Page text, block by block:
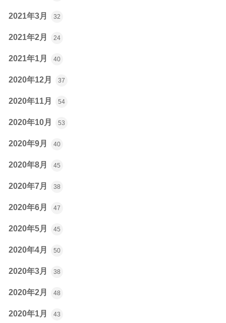
2021年3月 32
2021年2月 24
2021年1月 40
2020年12月 37
2020年11月 54
2020年10月 53
2020年9月 40
2020年8月 45
2020年7月 38
2020年6月 47
2020年5月 45
2020年4月 50
2020年3月 38
2020年2月 48
2020年1月 43